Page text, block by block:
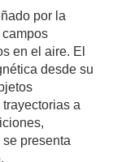
por la
en el aire. El
desde su
a
presenta